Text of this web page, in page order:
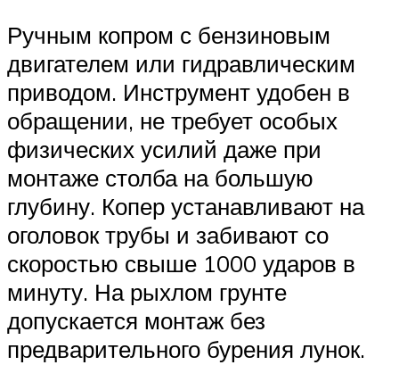
Ручным копром с бензиновым
двигателем или гидравлическим
приводом. Инструмент удобен в
обращении, не требует особых
физических усилий даже при
монтаже столба на большую
глубину. Копер устанавливают на
оголовок трубы и забивают со
скоростью свыше 1000 ударов в
минуту. На рыхлом грунте
допускается монтаж без
предварительного бурения лунок.